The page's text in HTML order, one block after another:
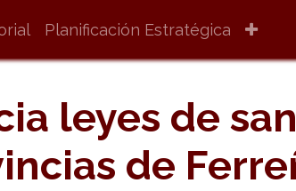
Planificación Estratégica
leyes de
de